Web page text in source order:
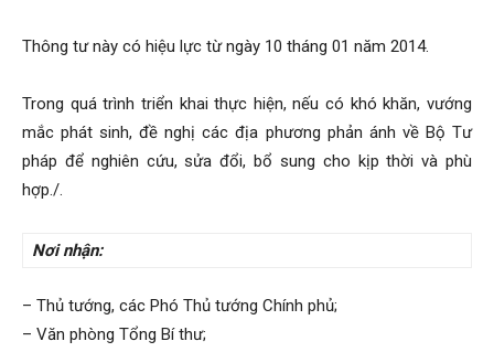
Thông tư này có hiệu lực từ ngày 10 tháng 01 năm 2014.
Trong quá trình triển khai thực hiện, nếu có khó khăn, vướng
mắc phát sinh, đề nghị các địa phương phản ánh về Bộ Tư
pháp để nghiên cứu, sửa đổi, bổ sung cho kịp thời và phù
hợp./.
Nơi nhận:
– Thủ tướng, các Phó Thủ tướng Chính phủ;
– Văn phòng Tổng Bí thư;